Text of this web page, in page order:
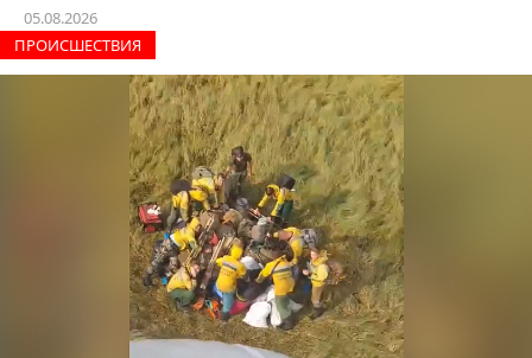
05.08.2026
ПРОИCШЕСТВИЯ